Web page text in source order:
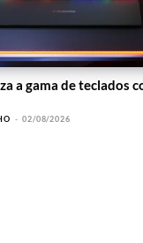
a gama de teclados
- 02/08/2026